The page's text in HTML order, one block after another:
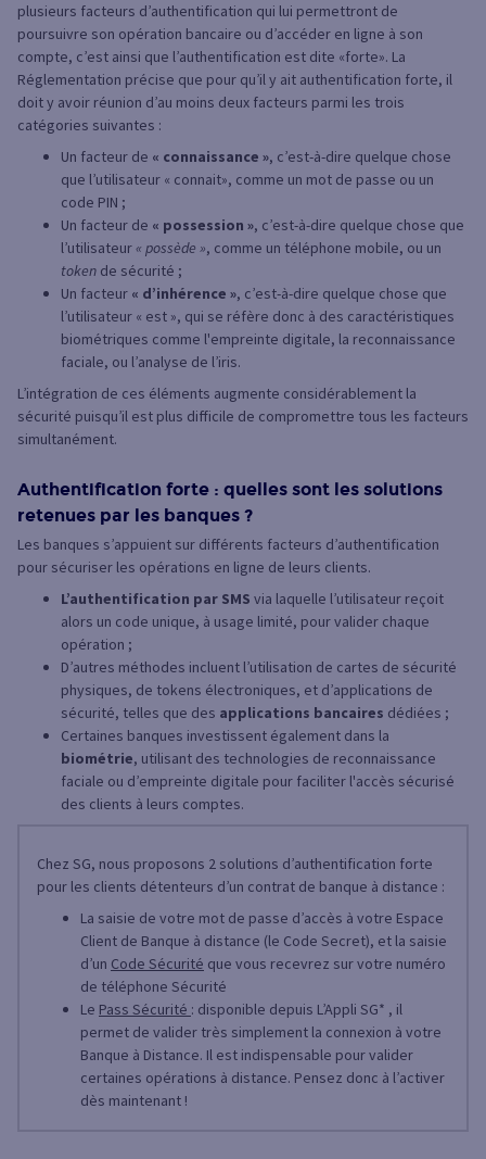
plusieurs facteurs d’authentification qui lui permettront de
poursuivre son opération bancaire ou d’accéder en ligne à son
compte, c’est ainsi que l’authentification est dite «forte». La
Réglementation précise que pour qu’il y ait authentification forte, il
doit y avoir réunion d’au moins deux facteurs parmi les trois
catégories suivantes :
Un facteur de « connaissance », c’est-à-dire quelque chose
que l’utilisateur « connait», comme un mot de passe ou un
code PIN ;
Un facteur de « possession », c’est-à-dire quelque chose que
l’utilisateur« possède », comme un téléphone mobile, ou un
token de sécurité ;
Un facteur « d’inhérence », c’est-à-dire quelque chose que
l’utilisateur « est », qui se réfère donc à des caractéristiques
biométriques comme l'empreinte digitale, la reconnaissance
faciale, ou l’analyse de l’iris.
L’intégration de ces éléments augmente considérablement la
sécurité puisqu’il est plus difficile de compromettre tous les facteurs
simultanément.
Authentification forte : quelles sont les solutions
retenues par les banques ?
Les banques s’appuient sur différents facteurs d’authentification
pour sécuriser les opérations en ligne de leurs clients.
L’authentification par SMS via laquelle l’utilisateur reçoit
alors un code unique, à usage limité, pour valider chaque
opération ;
D’autres méthodes incluent l’utilisation de cartes de sécurité
physiques, de tokens électroniques, et d’applications de
sécurité, telles que des applications bancaires dédiées ;
Certaines banques investissent également dans la
biométrie, utilisant des technologies de reconnaissance
faciale ou d’empreinte digitale pour faciliter l'accès sécurisé
des clients à leurs comptes.
Chez SG, nous proposons 2 solutions d’authentification forte
pour les clients détenteurs d’un contrat de banque à distance :
La saisie de votre mot de passe d’accès à votre Espace
Client de Banque à distance (le Code Secret), et la saisie
d’un Code Sécurité que vous recevrez sur votre numéro
de téléphone Sécurité
Le Pass Sécurité : disponible depuis L’Appli SG* , il
permet de valider très simplement la connexion à votre
Banque à Distance. Il est indispensable pour valider
certaines opérations à distance. Pensez donc à l’activer
dès maintenant !